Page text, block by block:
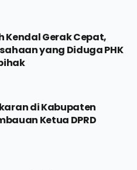
Kendal Gerak Cepat,
yang Diduga PHK
di Kabupaten
Ketua DPRD